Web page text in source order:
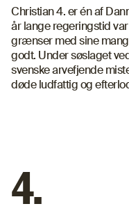
Christian 4. er én af
år lange regeringstid
grænser med sine
godt. Under søslaget
svenske arvefjende
døde ludfattig og
4.